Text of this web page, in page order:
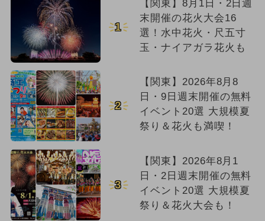
1
【関東】8月1日・2日週
末開催の花火大会16
選！水中花火・尺五寸
玉・ナイアガラ花火も
2
【関東】2026年8月8
日・9日週末開催の無料
イベント20選 大規模夏
祭り＆花火も満喫！
3
【関東】2026年8月1
日・2日週末開催の無料
イベント20選 大規模夏
祭り＆花火大会も！